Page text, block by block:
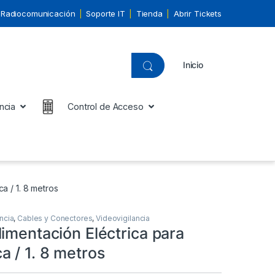
Radiocomunicación Soporte IT Tienda Abrir Tickets
Inicio
Control de Acceso
/ 1. 8 metros
, Cables y Conectores,Videovigilancia
Eléctrica para
/ 1. 8 metros